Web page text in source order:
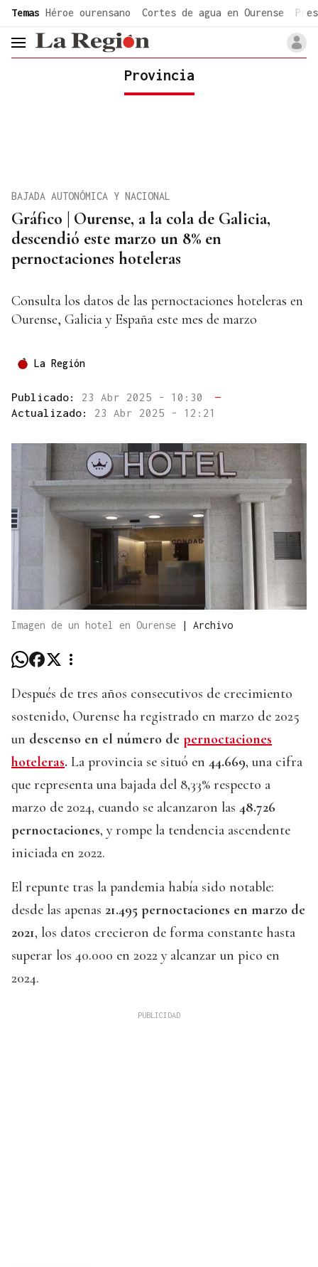
common.go-to-content
Temas Héroe ourensano Cortes de agua en Ourense
header.menu.open
Provincia
Gráfico | Ourense, a la cola de Galicia,
descendió este marzo un 8% en
pernoctaciones hoteleras
BAJADA AUTONÓMICA Y NACIONAL
Consulta los datos de las pernoctaciones hoteleras en
Ourense, Galicia y España este mes de marzo
La Región
Publicado: 23 Abr 2025 - 10:30
—
Actualizado: 23 Abr 2025 - 12:21
Imagen de un hotel en Ourense | Archivo
Después de tres años consecutivos de crecimiento
sostenido, Ourense ha registrado en marzo de 2025
un descenso en el número de pernoctaciones
hoteleras. La provincia se situó en 44.669, una cifra
que representa una bajada del 8,33% respecto a
marzo de 2024, cuando se alcanzaron las 48.726
pernoctaciones, y rompe la tendencia ascendente
iniciada en 2022.
El repunte tras la pandemia había sido notable:
desde las apenas 21.495 pernoctaciones en marzo de
2021, los datos crecieron de forma constante hasta
superar los 40.000 en 2022 y alcanzar un pico en
2024.